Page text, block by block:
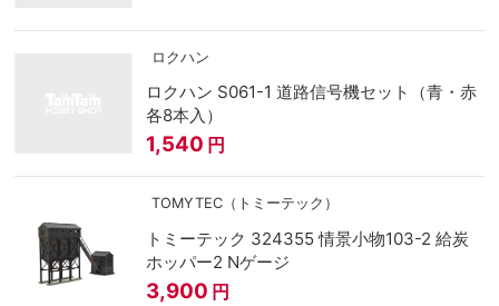
ロクハン
ロクハン S061-1 道路信号機セット（青・赤
各8本入）
1,540 円
TOMYTEC（トミーテック）
トミーテック 324355 情景小物103-2 給炭
ホッパー2 Nゲージ
3,900 円